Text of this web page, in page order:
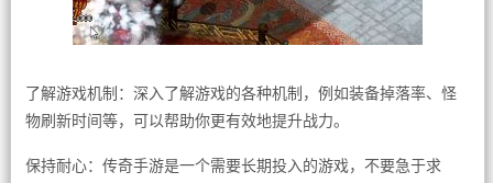
了解游戏机制：深入了解游戏的各种机制，例如装备掉落率、怪
物刷新时间等，可以帮助你更有效地提升战力。
保持耐心：传奇手游是一个需要长期投入的游戏，不要急于求